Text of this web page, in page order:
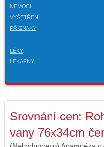
NEMOCI
VYŠETŘENÍ
PŘÍZNAKY
LÉKY
LÉKÁRNY
Srovnání cen:
vany 76x34cm